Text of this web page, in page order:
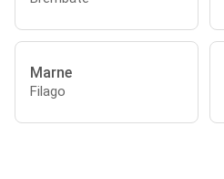
Marne
Filago